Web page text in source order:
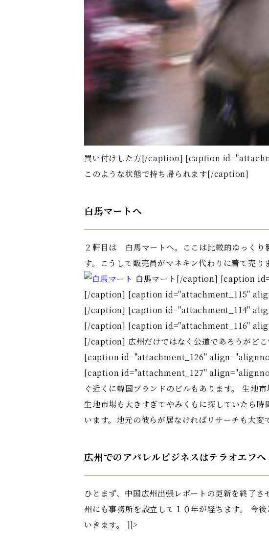
買い付けした方[/caption] [caption
このような状態で持ち帰られます[/caption]
白馬マートへ
２軒目は 白馬マートへ。ここは比較的ゆっくり
す。こうして販売員がマネキン代わりに着て
白馬マート[/caption] [caption
[/caption] [caption id="attachment_115"
[/caption] [caption id="attachment_114"
[/caption] [caption id="attachment_116"
[/caption] 広州だけではなく公道であろうがどこ
[caption id="attachment_126"
[caption id="attachment_127"
ぐ近くに韓国ブランドのビルもあります。 生地
生地市場も大きすぎてやみくもに探していたら
います。地元の彼らが居なければリサーチも大変
広州でのアパレルビジネスはテラオエフへ
ひとまず、中国広州出張レポートの更新を終了
州にも事務所を設立して１０年が経ちます。 今
いきます。 ]]>